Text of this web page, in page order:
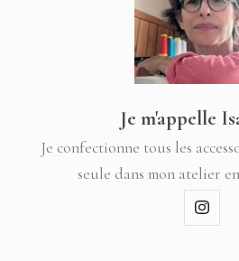
Je m'appelle
Je confectionne tous les
seule dans mon atelier